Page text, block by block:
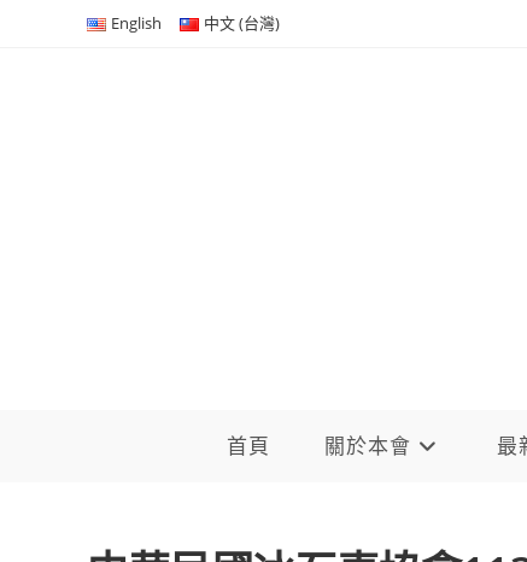
English 中文 (台灣)
首頁 關於本會 最